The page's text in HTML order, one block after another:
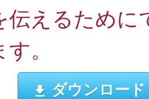
伝えるため
。
ダウンロー